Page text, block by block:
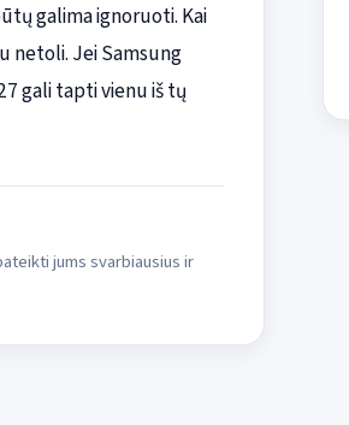
galima ignoruoti. Kai
netoli. Jei Samsung
gali tapti vienu iš tų
jums svarbiausius ir